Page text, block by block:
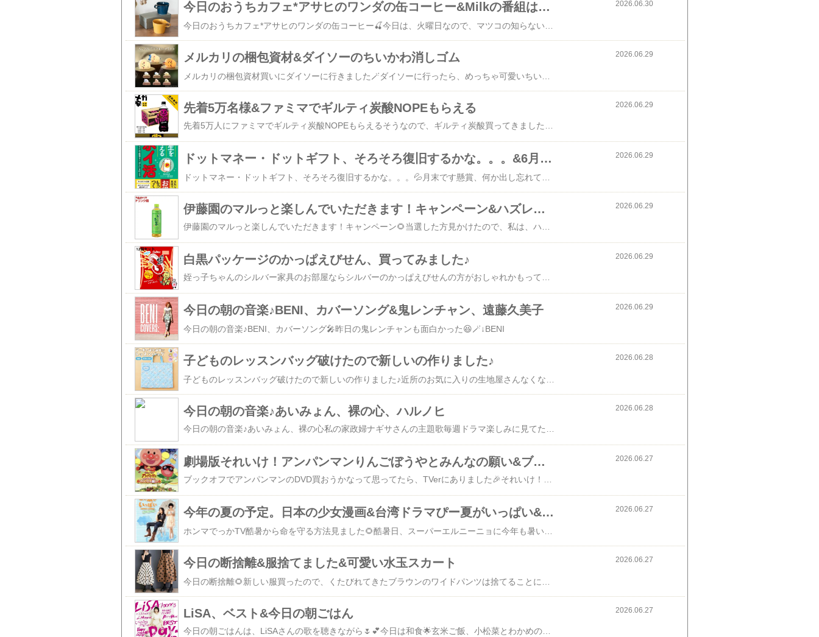
今日のおうちカフェ*アサヒのワンダの缶コーヒー&Milkの番組は録画 2026.06.30
メルカリの梱包資材&ダイソーのちいかわ消しゴム 2026.06.29
先着5万名様&ファミマでギルティ炭酸NOPEもらえる 2026.06.29
ドットマネー・ドットギフト、そろそろ復旧するかな。。。&6月も終わりです 2026.06.29
伊藤園のマルっと楽しんでいただきます！キャンペーン&ハズレたっぽい 2026.06.29
白黒パッケージのかっぱえびせん、買ってみました♪ 2026.06.29
今日の朝の音楽♪BENI、カバーソング&鬼レンチャン、遠藤久美子
今日の朝の音楽♪BENI、カバーソング🎤昨日の鬼レンチャンも面白かった😆🪄↓BENI
2026.06.29
子どものレッスンバッグ破けたので新しいの作りました♪ 2026.06.28
今日の朝の音楽♪あいみょん、裸の心、ハルノヒ 2026.06.28
劇場版それいけ！アンパンマンりんごぼうやとみんなの願い&ブックオフ 2026.06.27
今年の夏の予定。日本の少女漫画&台湾ドラマぴー夏がいっぱい&ホンマでっかTV 酷暑から命を守る方法 2026.06.27
今日の断捨離&服捨てました&可愛い水玉スカート 2026.06.27
LiSA、ベスト&今日の朝ごはん
今日の朝ごはんは、LiSAさんの歌を聴きながら🌷💕今日は和食🌟玄米ご飯、小松菜とわかめのお味噌汁塩サバ、大根の煮もの昨日の夜、作った大根味しみててよかった😺↓視聴できます
2026.06.27